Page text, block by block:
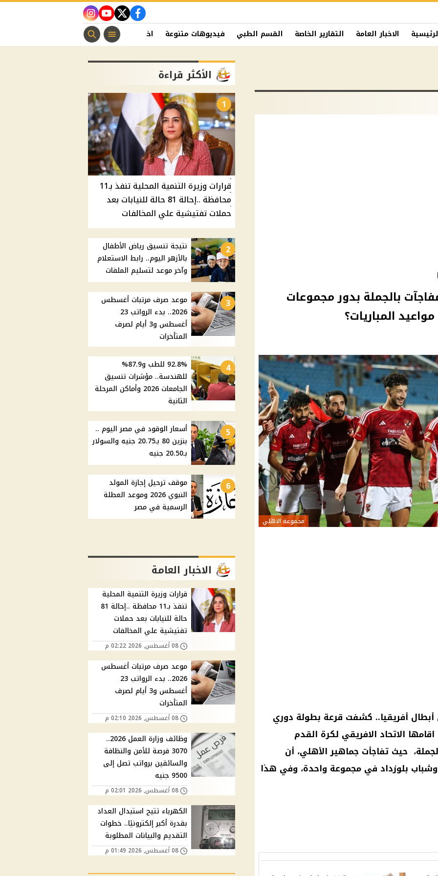
facebook
twitter
youtube
instagram
الاخبار العامة التقارير الخاصة القسم الطبي فيديوهات متنوعة اخبار الفن منوعات مسيحية
بالجملة بدور مجموعات
المباريات؟
مجموعة الاهلي
أبطال أفريقيا.. كشفت قرعة بطولة دوري
والتي اقامها الاتحاد الافريقي لكرة القدم
حيث تفاجأت جماهيرالأهلي، أن
بلوزداد في مجموعة واحدة، وفي هذا
الأكثر قراءة
1
قرارات وزيرة التنمية المحلية تنفذ بـ11
محافظة ..إحالة 81 حالة للنيابات بعد
حملات تفتيشية علي المخالفات
2
نتيجة تنسيق رياض الأطفال
بالأزهر اليوم.. رابط الاستعلام
وآخر موعد لتسليم الملفات
3
موعد صرف مرتبات أغسطس
2026.. بدء الرواتب 23
أغسطس و3 أيام لصرف
المتأخرات
4
92.8% للطب و87.9%
للهندسة.. مؤشرات تنسيق
الجامعات 2026 وأماكن المرحلة
الثانية
5
أسعار الوقود في مصر اليوم ..
بنزين 80 بـ20.75 جنيه والسولار
بـ20.50 جنيه
6
موقف ترحيل إجازة المولد
النبوي 2026 وموعد العطلة
الرسمية في مصر
الاخبار العامة
قرارات وزيرة التنمية المحلية
تنفذ بـ11 محافظة ..إحالة 81
حالة للنيابات بعد حملات
تفتيشية علي المخالفات
08 أغسطس, 2026 02:22 م
موعد صرف مرتبات أغسطس
2026.. بدء الرواتب 23
أغسطس و3 أيام لصرف
المتأخرات
08 أغسطس, 2026 02:10 م
وظائف وزارة العمل 2026..
3070 فرصة للأمن والنظافة
والسائقين برواتب تصل إلى
9500 جنيه
08 أغسطس, 2026 02:01 م
الكهرباء تتيح استبدال العداد
بقدرة أكبر إلكترونيًا.. خطوات
التقديم والبيانات المطلوبة
08 أغسطس, 2026 01:49 م